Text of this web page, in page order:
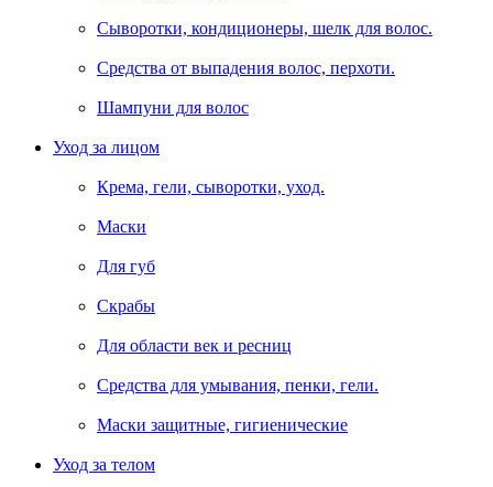
Сыворотки, кондиционеры, шелк для волос.
Средства от выпадения волос, перхоти.
Шампуни для волос
Уход за лицом
Крема, гели, сыворотки, уход.
Маски
Для губ
Скрабы
Для области век и ресниц
Средства для умывания, пенки, гели.
Маски защитные, гигиенические
Уход за телом